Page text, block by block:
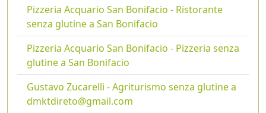
Pizzeria Acquario San Bonifacio - Ristorante
senza glutine a San Bonifacio
Pizzeria Acquario San Bonifacio - Pizzeria senza
glutine a San Bonifacio
Gustavo Zucarelli - Agriturismo senza glutine a
dmktdireto@gmail.com